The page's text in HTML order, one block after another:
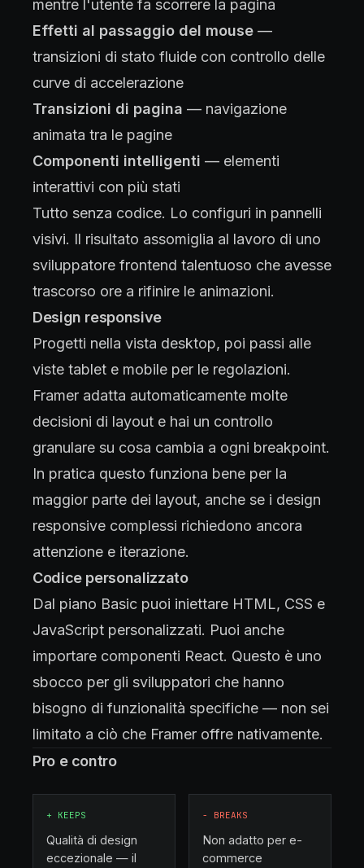
mentre l'utente fa scorrere la pagina
Effetti al passaggio del mouse —
transizioni di stato fluide con controllo delle
curve di accelerazione
Transizioni di pagina — navigazione
animata tra le pagine
Componenti intelligenti — elementi
interattivi con più stati
Tutto senza codice. Lo configuri in pannelli
visivi. Il risultato assomiglia al lavoro di uno
sviluppatore frontend talentuoso che avesse
trascorso ore a rifinire le animazioni.
Design responsive
Progetti nella vista desktop, poi passi alle
viste tablet e mobile per le regolazioni.
Framer adatta automaticamente molte
decisioni di layout e hai un controllo
granulare su cosa cambia a ogni breakpoint.
In pratica questo funziona bene per la
maggior parte dei layout, anche se i design
responsive complessi richiedono ancora
attenzione e iterazione.
Codice personalizzato
Dal piano Basic puoi iniettare HTML, CSS e
JavaScript personalizzati. Puoi anche
importare componenti React. Questo è uno
sbocco per gli sviluppatori che hanno
bisogno di funzionalità specifiche — non sei
limitato a ciò che Framer offre nativamente.
Pro e contro
+ KEEPS
Qualità di design
eccezionale — il
− BREAKS
Non adatto per e-
commerce